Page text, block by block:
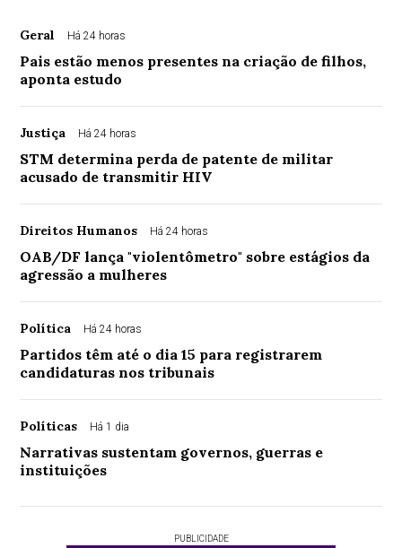
Geral Há 24 horas
Pais estão menos presentes na criação de filhos,
aponta estudo
Justiça Há 24 horas
STM determina perda de patente de militar
acusado de transmitir HIV
Direitos Humanos Há 24 horas
OAB/DF lança "violentômetro" sobre estágios da
agressão a mulheres
Política Há 24 horas
Partidos têm até o dia 15 para registrarem
candidaturas nos tribunais
Políticas Há 1 dia
Narrativas sustentam governos, guerras e
instituições
PUBLICIDADE